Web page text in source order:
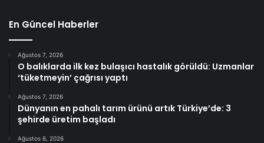
En Güncel Haberler
Ağustos 7, 2026
O balıklarda ilk kez bulaşıcı hastalık görüldü: Uzmanlar
‘tüketmeyin’ çağrısı yaptı
Ağustos 7, 2026
Dünyanın en pahalı tarım ürünü artık Türkiye’de: 3
şehirde üretim başladı
Ağustos 6, 2026